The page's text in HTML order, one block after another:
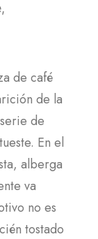
de café
de la
de
En el
alberga
va
no es
tostado